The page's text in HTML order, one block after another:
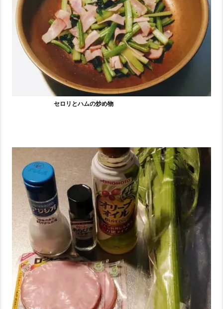
セロリとハムの炒め物